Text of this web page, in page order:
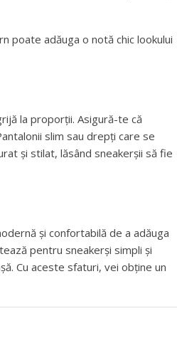
poate adăuga o notă chic lookului
la proporții. Asigură-te că
slim sau drepți care se
și stilat, lăsând sneakerșii să fie
și confortabilă de a adăuga
pentru sneakerși simpli și
Cu aceste sfaturi, vei obține un